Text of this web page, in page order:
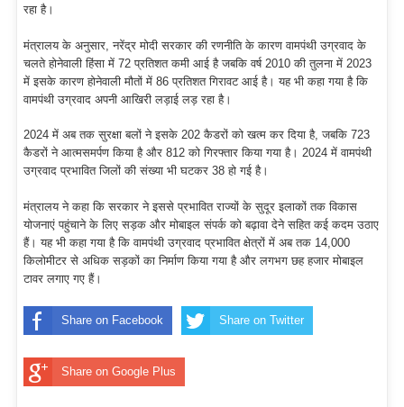
रहा है।
मंत्रालय के अनुसार, नरेंद्र मोदी सरकार की रणनीति के कारण वामपंथी उग्रवाद के
चलते होनेवाली हिंसा में 72 प्रतिशत कमी आई है जबकि वर्ष 2010 की तुलना में 2023
में इसके कारण होनेवाली मौतों में 86 प्रतिशत गिरावट आई है। यह भी कहा गया है कि
वामपंथी उग्रवाद अपनी आखिरी लड़ाई लड़ रहा है।
2024 में अब तक सुरक्षा बलों ने इसके 202 कैडरों को खत्म कर दिया है, जबकि 723
कैडरों ने आत्मसमर्पण किया है और 812 को गिरफ्तार किया गया है। 2024 में वामपंथी
उग्रवाद प्रभावित जिलों की संख्या भी घटकर 38 हो गई है।
मंत्रालय ने कहा कि सरकार ने इससे प्रभावित राज्यों के सुदूर इलाकों तक विकास
योजनाएं पहुंचाने के लिए सड़क और मोबाइल संपर्क को बढ़ावा देने सहित कई कदम उठाए
हैं। यह भी कहा गया है कि वामपंथी उग्रवाद प्रभावित क्षेत्रों में अब तक 14,000
किलोमीटर से अधिक सड़कों का निर्माण किया गया है और लगभग छह हजार मोबाइल
टावर लगाए गए हैं।
Share on Facebook Share on Twitter
Share on Google Plus